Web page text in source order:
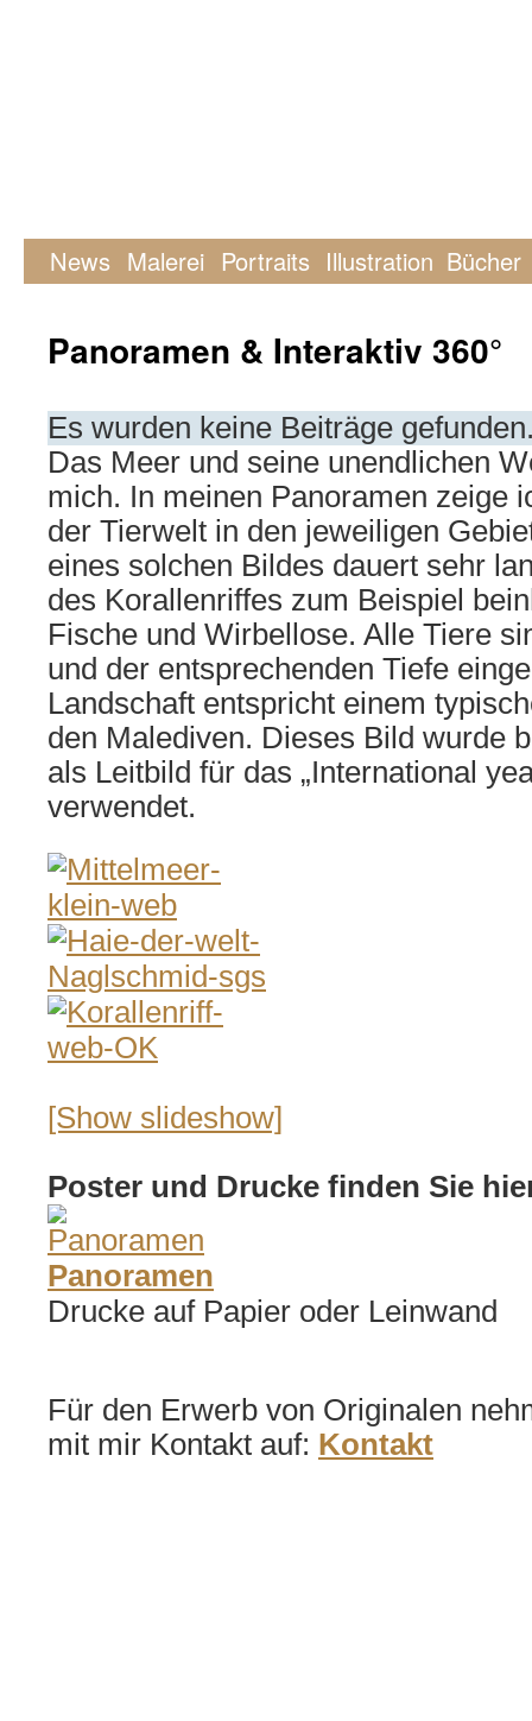
News Malerei Portraits Illustration Bücher
Panoramen & Interaktiv 360°
Es wurden keine Beiträge
Das Meer und seine unendlichen
mich. In meinen Panoramen zeige
der Tierwelt in den jeweiligen
eines solchen Bildes dauert sehr
des Korallenriffes zum Beispiel
Fische und Wirbellose. Alle Tiere
und der entsprechenden Tiefe
Landschaft entspricht einem
den Malediven. Dieses Bild wurde
als Leitbild für das „International
verwendet.
[Show slideshow]
Poster und Drucke finden Sie
Panoramen
Drucke auf Papier oder Leinwand
Für den Erwerb von Originalen
mit mir Kontakt auf: Kontakt